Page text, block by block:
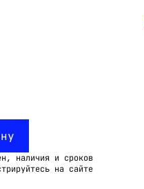
наличия и сроков
на сайте